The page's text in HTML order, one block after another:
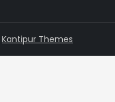
Kantipur Themes